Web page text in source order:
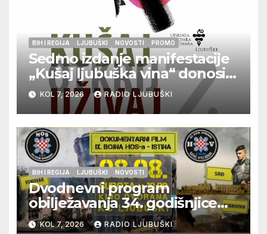
BIH I REGIJA LJUBUŠKI NOVOSTI PROMO
Sedmo izdanje manifestacije
„Kušaj ljubuška vina“ donosi
vrhunska vina, gastronomiju i
glazbu
KOL 7, 2026 RADIO LJUBUŠKI
BIH I REGIJA LJUBUŠKI NOVOSTI
Dvodnevni program
obilježavanja 34. godišnjice
pogibije generala Blaža
KOL 7, 2026 RADIO LJUBUŠKI